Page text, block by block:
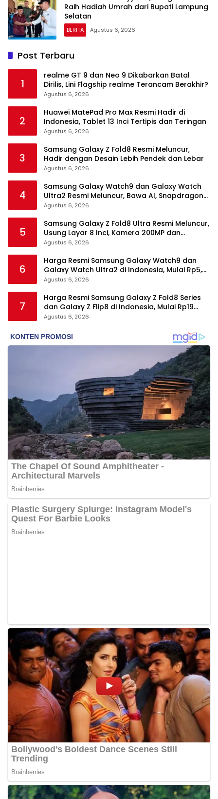
Raih Hadiah Umrah dari Bupati Lampung
Selatan
BERITA Agustus 6, 2026
Post Terbaru
1
realme GT 9 dan Neo 9 Dikabarkan Batal
Dirilis, Lini Flagship realme Terancam Berakhir?
Agustus 6, 2026
2
Huawei MatePad Pro Max Resmi Hadir di
Indonesia, Tablet 13 Inci Tertipis dan Teringan
Agustus 6, 2026
3
Samsung Galaxy Z Fold8 Resmi Meluncur,
Hadir dengan Desain Lebih Pendek dan Lebar
Agustus 6, 2026
4
Samsung Galaxy Watch9 dan Galaxy Watch
Ultra2 Resmi Meluncur, Bawa AI, Snapdragon
Wear Elite, dan Fitur Kesehatan Baru
Agustus 6, 2026
5
Samsung Galaxy Z Fold8 Ultra Resmi Meluncur,
Usung Layar 8 Inci, Kamera 200MP dan
Snapdragon 8 Elite Gen 5
Agustus 6, 2026
6
Harga Resmi Samsung Galaxy Watch9 dan
Galaxy Watch Ultra2 di Indonesia, Mulai Rp5,9
Jutaan
Agustus 6, 2026
7
Harga Resmi Samsung Galaxy Z Fold8 Series
dan Galaxy Z Flip8 di Indonesia, Mulai Rp19
Jutaan
Agustus 6, 2026